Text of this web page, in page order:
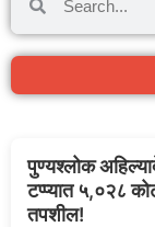
पुण्यश्लोक
टप्प्यात ५,०२८
तपशील!